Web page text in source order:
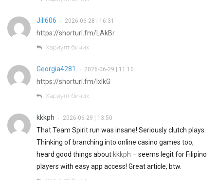
Jill606 • 2026-06-28 | 16:31
https://shorturl.fm/LAkBr
Хариулт бичих
Georgia4281 • 2026-06-29 | 11:10
https://shorturl.fm/IxlkG
Хариулт бичих
kkkph • 2026-06-29 | 13:50
That Team Spirit run was insane! Seriously clutch plays.
Thinking of branching into online casino games too,
heard good things about kkkph – seems legit for Filipino
players with easy app access! Great article, btw.